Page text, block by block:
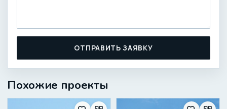
ОТПРАВИТЬ ЗАЯВКУ
Похожие проекты